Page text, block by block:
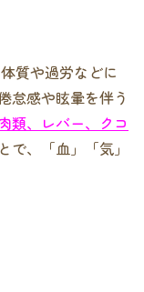
体質や過労などに
怠感や眩暈を伴う
類、レバー、クコ
、「血」「気」